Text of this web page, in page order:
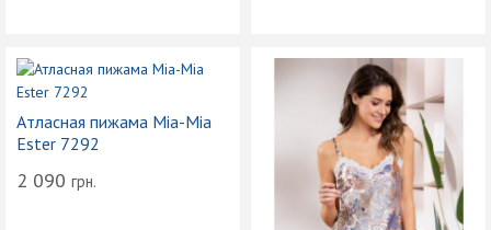
Атласная пижама Mia-Mia
Ester 7292
2 090 грн.